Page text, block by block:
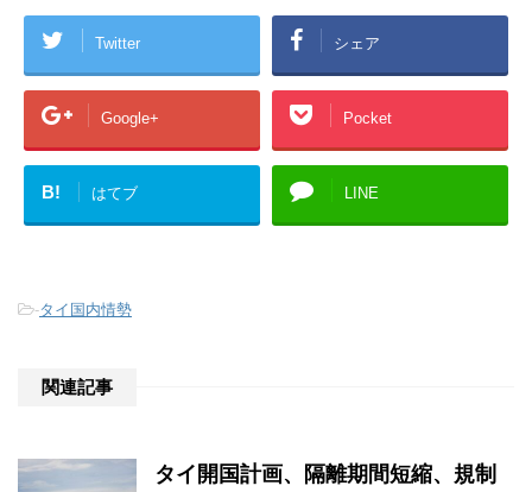
Twitter シェア
Google+ Pocket
B! はてブ LINE
-タイ国内情勢
関連記事
タイ開国計画、隔離期間短縮、規制